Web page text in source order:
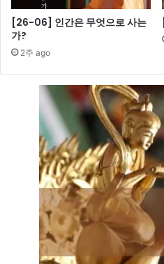
[26-06] 인간은 무엇으로 사는
가?
2주 ago